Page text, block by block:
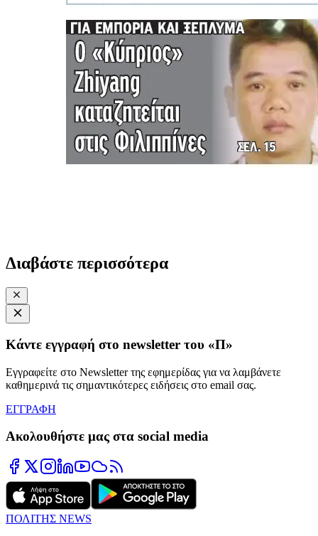
Διαβάστε περισσότερα
Κάντε εγγραφή στο newsletter του «Π»
Εγγραφείτε στο Newsletter της εφημερίδας για να λαμβάνετε
καθημερινά τις σημαντικότερες ειδήσεις στο email σας.
ΕΓΓΡΑΦΗ
Ακολουθήστε μας στα social media
ΠΟΛΙΤΗΣ NEWS